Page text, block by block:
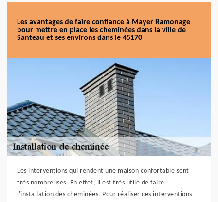
Les avantages de faire confiance à Mayer Ramonage
pour mettre en place les cheminées dans la ville de
Santeau et ses environs dans le 45170
Les interventions qui rendent une maison confortable sont
très nombreuses. En effet, il est très utile de faire
l'installation des cheminées. Pour réaliser ces interventions